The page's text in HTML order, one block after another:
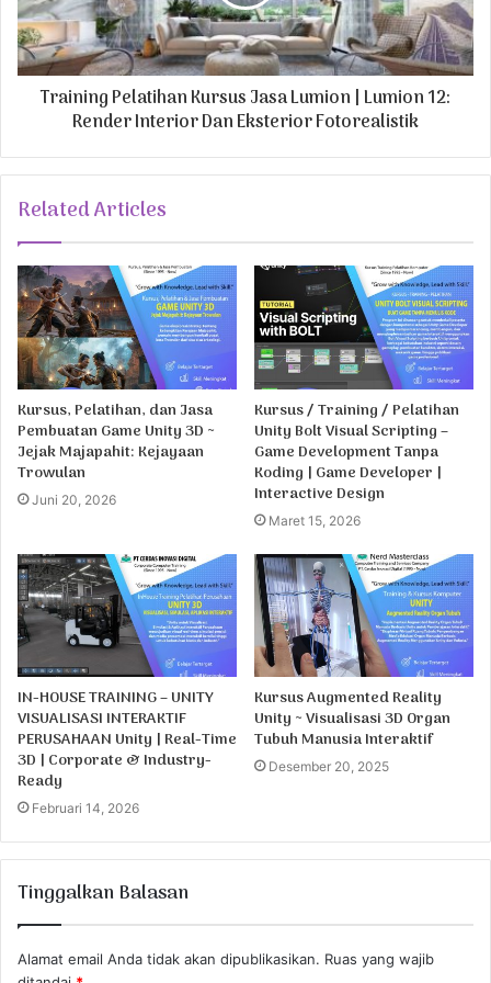
Training Pelatihan Kursus Jasa Lumion | Lumion 12:
Render Interior Dan Eksterior Fotorealistik
Related Articles
Kursus, Pelatihan, dan Jasa
Pembuatan Game Unity 3D ~
Jejak Majapahit: Kejayaan
Trowulan
Juni 20, 2026
Kursus / Training / Pelatihan
Unity Bolt Visual Scripting –
Game Development Tanpa
Koding | Game Developer |
Interactive Design
Maret 15, 2026
IN-HOUSE TRAINING – UNITY
VISUALISASI INTERAKTIF
PERUSAHAAN Unity | Real-Time
3D | Corporate & Industry-
Ready
Februari 14, 2026
Kursus Augmented Reality
Unity ~ Visualisasi 3D Organ
Tubuh Manusia Interaktif
Desember 20, 2025
Tinggalkan Balasan
Alamat email Anda tidak akan dipublikasikan. Ruas yang wajib